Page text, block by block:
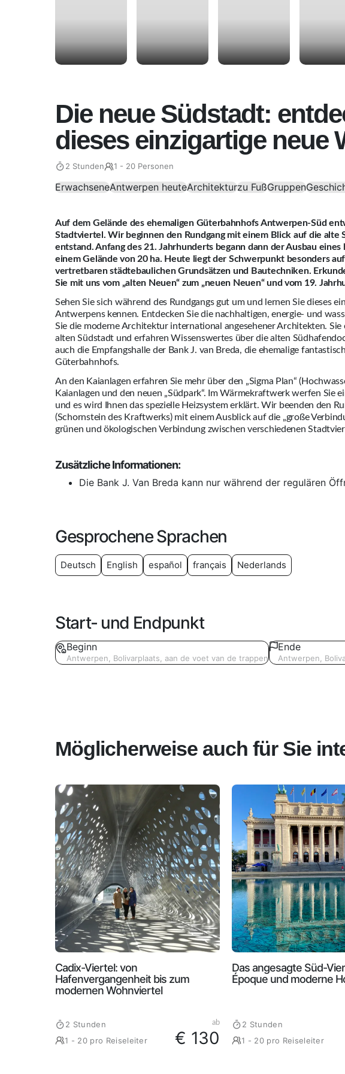
Die neue Südstadt:
dieses einzigartige neue
2 Stunden 1 - 20 Personen
ErwachseneAntwerpen heuteArchitekturzu FußGruppen
Auf dem Gelände des ehemaligen Güterbahnhofs Antwerpen-Süd
Stadtviertel. Wir beginnen den Rundgang mit einem Blick auf die alte
entstand. Anfang des 21. Jahrhunderts begann dann der Ausbau
einem Gelände von 20 ha. Heute liegt der Schwerpunkt besonders
vertretbaren städtebaulichen Grundsätzen und Bautechniken.
Sie mit uns vom „alten Neuen“ zum „neuen Neuen“ und vom 19.
Sehen Sie sich während des Rundgangs gut um und lernen Sie dieses
Antwerpens kennen. Entdecken Sie die nachhaltigen, energie- und
Sie die moderne Architektur international angesehener Architekten.
alten Südstadt und erfahren Wissenswertes über die alten
auch die Empfangshalle der Bank J. van Breda, die ehemalige
Güterbahnhofs.
An den Kaianlagen erfahren Sie mehr über den „Sigma Plan“
Kaianlagen und den neuen „Südpark“. Im Wärmekraftwerk werfen Sie
und es wird Ihnen das spezielle Heizsystem erklärt. Wir beenden den
(Schornstein des Kraftwerks) mit einem Ausblick auf die „große
grünen und ökologischen Verbindung zwischen verschiedenen
Zusätzliche Informationen:
Die Bank J. Van Breda kann nur während der regulären
Gesprochene Sprachen
Deutsch English español français Nederlands
Start- und Endpunkt
Beginn
Antwerpen, Bolivarplaats, aan de voet van de trappen
Ende
Antwerpen,
Möglicherweise auch für Sie
Cadix-Viertel: von
Hafenvergangenheit bis zum
modernen Wohnviertel
2 Stunden
1 - 20 pro Reiseleiter
ab
€ 130
Das angesagte Süd-
Époque und moderne
2 Stunden
1 - 20 pro Reiseleiter